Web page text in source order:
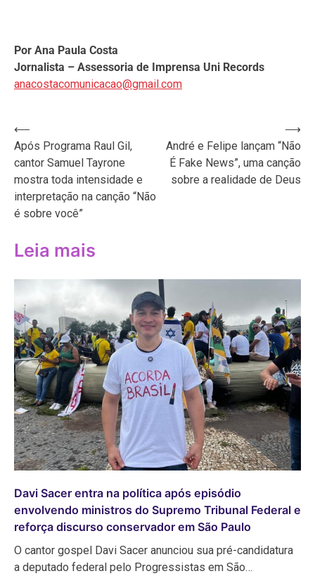
Por Ana Paula Costa
Jornalista – Assessoria de Imprensa Uni Records
anacostacomunicacao@gmail.com
Navegação
de
Post
⟵
Após Programa Raul Gil,
cantor Samuel Tayrone
mostra toda intensidade e
interpretação na canção “Não
é sobre você”
André e Felipe lançam “Não
É Fake News”, uma canção
sobre a realidade de Deus
⟶
Leia mais
Davi Sacer entra na política após episódio
envolvendo ministros do Supremo Tribunal Federal e
reforça discurso conservador em São Paulo
O cantor gospel Davi Sacer anunciou sua pré-candidatura
a deputado federal pelo Progressistas em São…